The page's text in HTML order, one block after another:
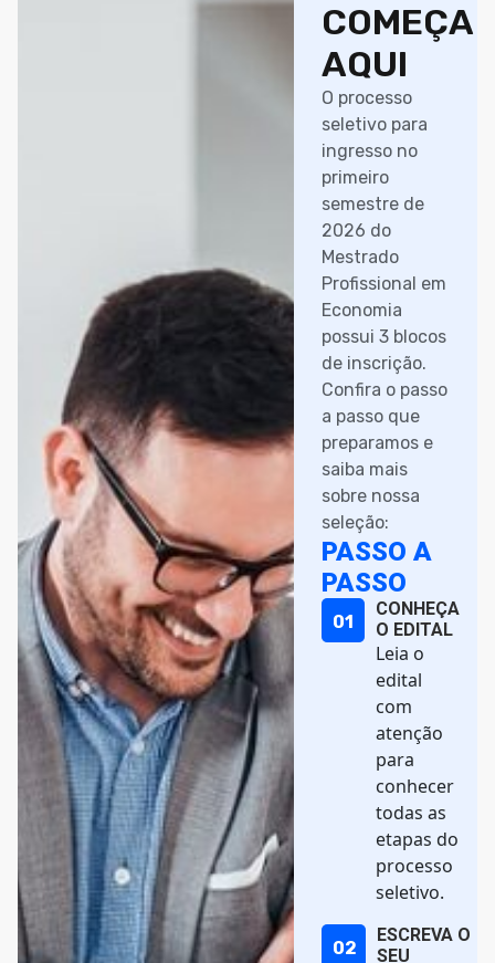
COMEÇA
AQUI
O processo
seletivo para
ingresso no
primeiro
semestre de
2026 do
Mestrado
Profissional em
Economia
possui 3 blocos
de inscrição.
Confira o passo
a passo que
preparamos e
saiba mais
sobre nossa
seleção:
PASSO A
PASSO
01
CONHEÇA
O EDITAL
Leia o
edital
com
atenção
para
conhecer
todas as
etapas do
processo
seletivo.
02
ESCREVA O
SEU